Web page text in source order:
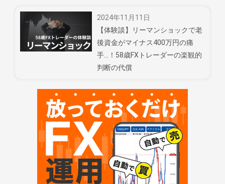
2024年11月11日
【体験談】リーマンショックで老
後資金がマイナス400万円の痛
手…！58歳FXトレーダーの楽観的
判断の代償